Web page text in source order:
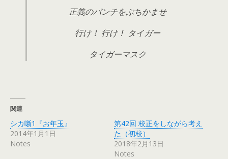
正義のパンチをぶちかませ
行け！ 行け！ タイガー
タイガーマスク
関連
シカ噺1『お年玉』
2014年1月1日
Notes
第42回 校正をしながら考え
た（初校）
2018年2月13日
Notes